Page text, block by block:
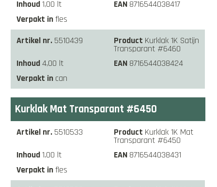
1,00 lt
8716544038417
fles
5510439
Kurklak 1K Satijn
Transparant #6460
4,00 lt
8716544038424
can
Kurklak Mat Transparant #6450
5510533 Kurklak 1K Mat
Transparant #6450
1,00 lt
8716544038431
fles